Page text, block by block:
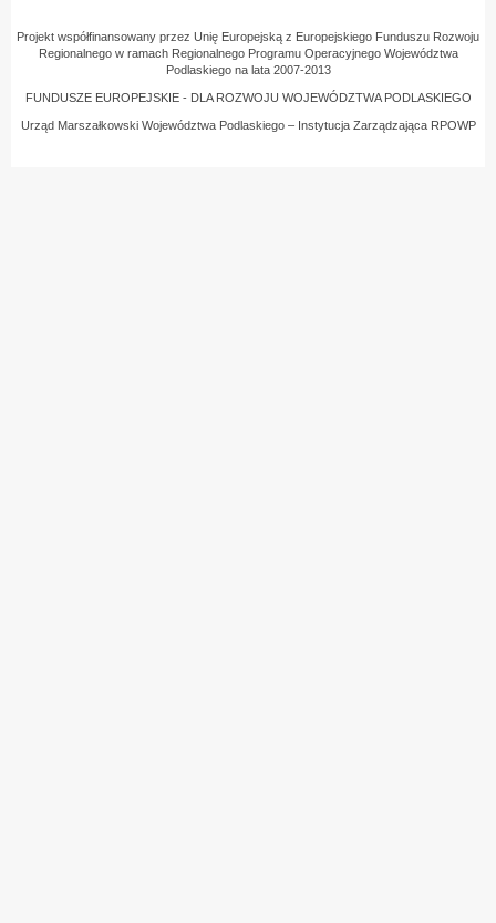
Projekt współfinansowany przez Unię Europejską z Europejskiego Funduszu Rozwoju
Regionalnego w ramach Regionalnego Programu Operacyjnego Województwa
Podlaskiego na lata 2007-2013
FUNDUSZE EUROPEJSKIE - DLA ROZWOJU WOJEWÓDZTWA PODLASKIEGO
Urząd Marszałkowski Województwa Podlaskiego – Instytucja Zarządzająca RPOWP